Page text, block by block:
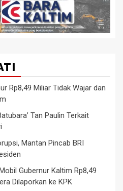
Rp8,49 Miliar Tidak Wajar dan
Tan Paulin Terkait
Mantan Pincab BRI
Gubernur Kaltim Rp8,49
Dilaporkan ke KPK